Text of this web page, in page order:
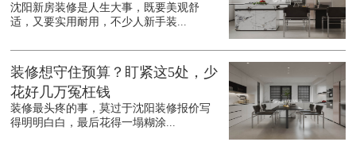
沈阳新房装修是人生大事，既要美观舒
适，又要实用耐用，不少人新手装...
装修想守住预算？盯紧这5处，少
花好几万冤枉钱
装修最头疼的事，莫过于沈阳装修报价写
得明明白白，最后花得一塌糊涂...